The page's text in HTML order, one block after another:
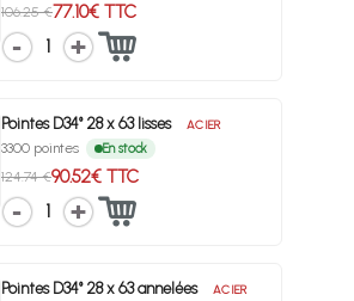
106.25 €77.10€ TTC
1
Pointes D34° 28 x 63 lisses ACIER
3300 pointes En stock
124.74 €90.52€ TTC
1
Pointes D34° 28 x 63 annelées ACIER